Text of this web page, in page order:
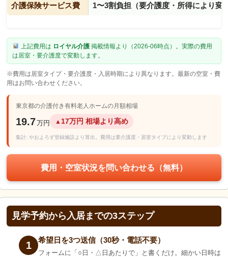
介護保険サービス費 1〜3割負担（要介護度・所得により変
上記費用は ロイヤル介護掲載情報より（2026-06時点）。実際の費用
は居室・要介護度で変動します。
※費用は居室タイプ・要介護度・入居時期により異なります。最新の空室・費
用はお問い合わせください。
東京都の介護付き有料老人ホームの月額相場
19.7万円 ▲ 17万円 相場より高め
集計: やおよろず登録施設より算出。費用は要介護度・居室タイプにより変動します
費用・空室状況を問い合わせる（無料）
見学予約から入居までの3ステップ
1 希望日を3つ送信（30秒・電話不要）
フォームに「○日・△日あたりで」と書くだけ。細かい日時は